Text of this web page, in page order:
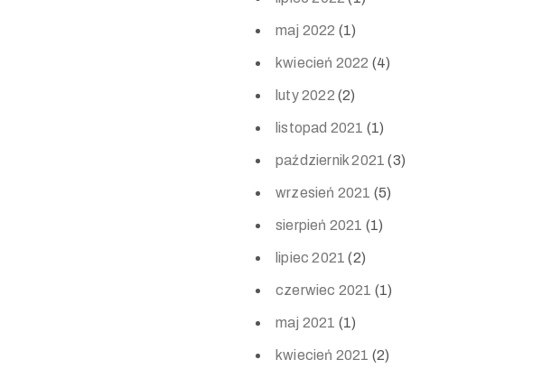
maj 2022 (1)
kwiecień 2022 (4)
luty 2022 (2)
listopad 2021 (1)
październik 2021 (3)
wrzesień 2021 (5)
sierpień 2021 (1)
lipiec 2021 (2)
czerwiec 2021 (1)
maj 2021 (1)
kwiecień 2021 (2)